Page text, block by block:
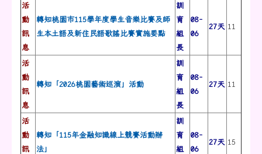
活
動
訊
息
轉知桃園市115學年度學生音樂比賽及師
生本土語及新住民語歌謠比賽實施要點
訓
育
組
長
08-
06
27天 11
活
動
訊
息
轉知「2026桃園藝術巡演」活動
訓
育
組
長
08-
06
27天 11
活
動
訊
轉知「115年金融知識線上競賽活動辦
法」
訓
育
組
08-
06
27天 15